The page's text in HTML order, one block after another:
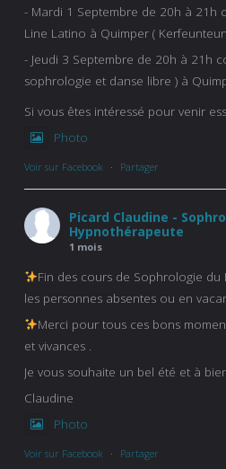
- Mardi 1 Septembre de 20h à 21h
Line Latino à Quimper (
- Jeudi 3 Septembre de 20h à 21h
sophrologie et danse libre ) à
Si vous êtes intéressé pour venir
Photo
Voir sur Facebook · Partager
Picard Claudine -
Hypnothérapeute
1 mois
Fin des cours de Sophrologie
les personnes absentes ou en
Merci pour tous ces bons
et vivances .
Je vous souhaite un bel été et à
Claudine
Photo
Voir sur Facebook · Partager